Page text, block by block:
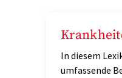
In diesem
umfassende